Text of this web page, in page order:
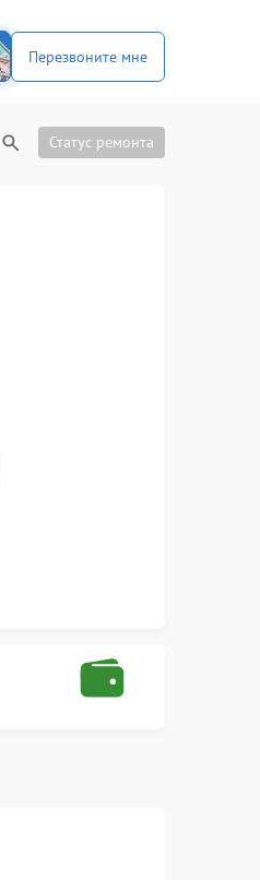
Перезвоните мне
Статус ремонта